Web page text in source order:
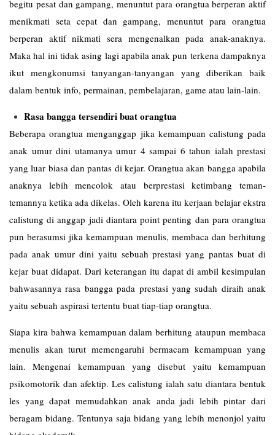
begitu pesat dan gampang, menuntut para orangtua berperan aktif
menikmati seta cepat dan gampang, menuntut para orangtua
berperan aktif nikmati sera mengenalkan pada anak-anaknya.
Maka hal ini tidak asing lagi apabila anak pun terkena dampaknya
ikut mengkonumsi tanyangan-tanyangan yang diberikan baik
dalam bentuk info, permainan, pembelajaran, game atau lain-lain.
Rasa bangga tersendiri buat orangtua
Beberapa orangtua menganggap jika kemampuan calistung pada
anak umur dini utamanya umur 4 sampai 6 tahun ialah prestasi
yang luar biasa dan pantas di kejar. Orangtua akan bangga apabila
anaknya lebih mencolok atau berprestasi ketimbang teman-
temannya ketika ada dikelas. Oleh karena itu kerjaan belajar ekstra
calistung di anggap jadi diantara point penting dan para orangtua
pun berasumsi jika kemampuan menulis, membaca dan berhitung
pada anak umur dini yaitu sebuah prestasi yang pantas buat di
kejar buat didapat. Dari keterangan itu dapat di ambil kesimpulan
bahwasannya rasa bangga pada prestasi yang sudah diraih anak
yaitu sebuah aspirasi tertentu buat tiap-tiap orangtua.
Siapa kira bahwa kemampuan dalam berhitung ataupun membaca
menulis akan turut memengaruhi bermacam kemampuan yang
lain. Mengenai kemampuan yang disebut yaitu kemampuan
psikomotorik dan afektip. Les calistung ialah satu diantara bentuk
les yang dapat memudahkan anak anda jadi lebih pintar dari
beragam bidang. Tentunya saja bidang yang lebih menonjol yaitu